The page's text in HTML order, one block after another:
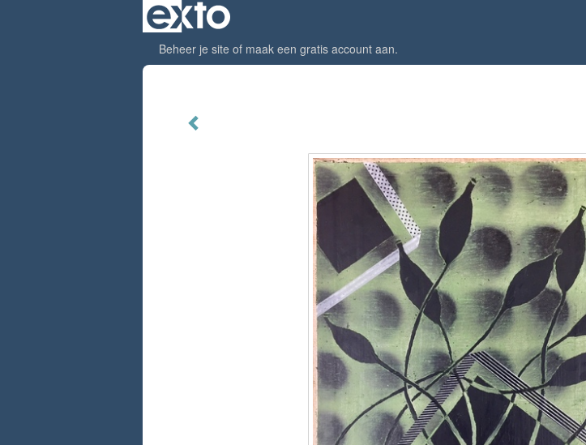
Beheer je site of maak een gratis account aan.